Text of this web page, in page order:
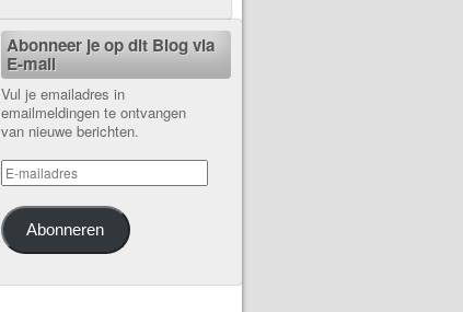
Abonneer je op dit Blog via
E-mail
Vul je emailadres in
emailmeldingen te ontvangen
van nieuwe berichten.
Abonneren